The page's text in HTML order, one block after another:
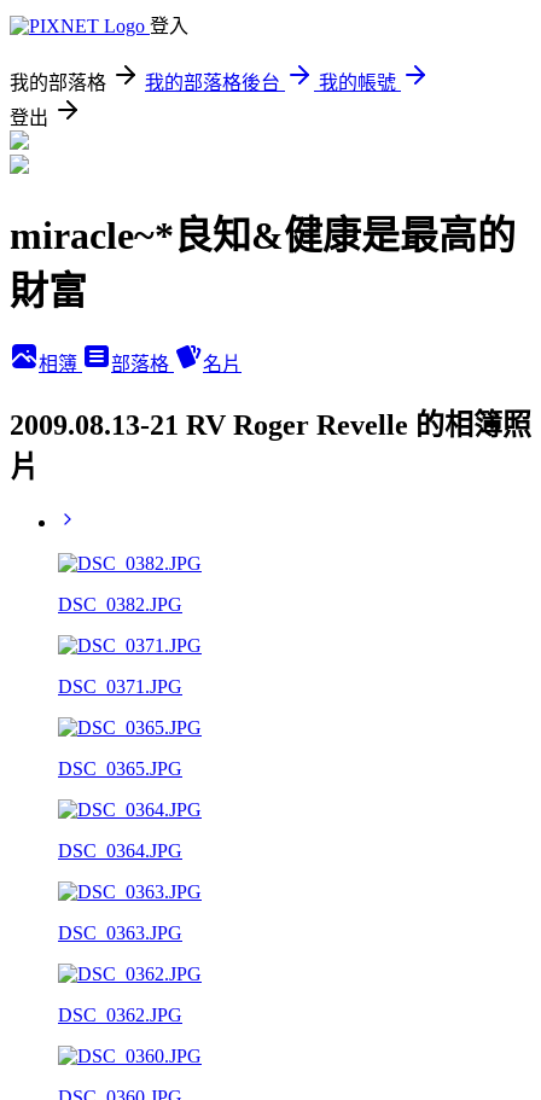
登入
我的部落格 我的部落格後台
我的帳號
登出
miracle~*良知&健康是最高的
財富
相簿 部落格 名片
2009.08.13-21 RV Roger Revelle 的相簿照
片
DSC_0382.JPG
DSC_0371.JPG
DSC_0365.JPG
DSC_0364.JPG
DSC_0363.JPG
DSC_0362.JPG